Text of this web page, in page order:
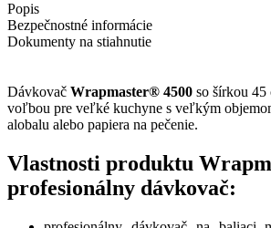
Popis
Bezpečnostné informácie
Dokumenty na stiahnutie
Dávkovač Wrapmaster® 4500 so šírkou 45
voľbou pre veľké kuchyne s veľkým
alobalu alebo papiera na pečenie.
Vlastnosti produktu
profesionálny dávkovač: